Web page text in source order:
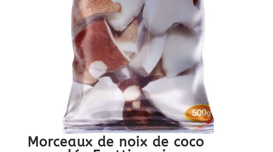
Morceaux de noix de coco